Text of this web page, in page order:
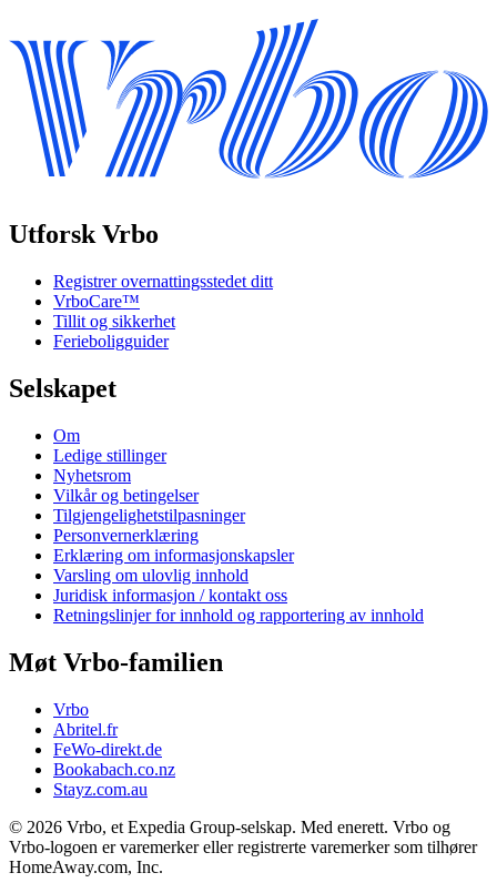
Utforsk Vrbo
Registrer overnattingsstedet ditt
VrboCare™
Tillit og sikkerhet
Ferieboligguider
Selskapet
Om
Ledige stillinger
Nyhetsrom
Vilkår og betingelser
Tilgjengelighetstilpasninger
Personvernerklæring
Erklæring om informasjonskapsler
Varsling om ulovlig innhold
Juridisk informasjon / kontakt oss
Retningslinjer for innhold og rapportering av innhold
Møt Vrbo-familien
Vrbo
Abritel.fr
FeWo-direkt.de
Bookabach.co.nz
Stayz.com.au
© 2026 Vrbo, et Expedia Group-selskap. Med enerett. Vrbo og
Vrbo-logoen er varemerker eller registrerte varemerker som tilhører
HomeAway.com, Inc.